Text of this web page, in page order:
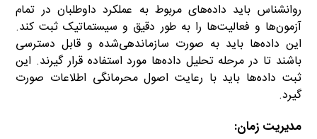
روانشناس باید داده‌های مربوط به عملکرد داوطلبان در تمام
آزمون‌ها و فعالیت‌ها را به طور دقیق و سیستماتیک ثبت کند.
این داده‌ها باید به صورت سازماندهی‌شده و قابل دسترسی
باشند تا در مرحله تحلیل داده‌ها مورد استفاده قرار گیرند. این
ثبت داده‌ها باید با رعایت اصول محرمانگی اطلاعات صورت
گیرد.
مدیریت زمان: